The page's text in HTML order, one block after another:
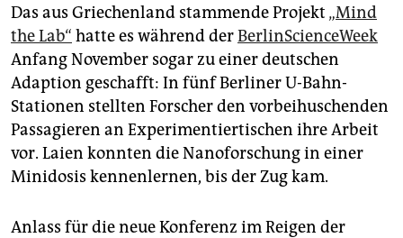
Das aus Griechenland stammende Projekt „Mind
the Lab“ hatte es während derBerlinScienceWeek
Anfang November sogar zu einer deutschen
Adaption geschafft: In fünf Berliner U-Bahn-
Stationen stellten Forscher den vorbeihuschenden
Passagieren an Experimentiertischen ihre Arbeit
vor. Laien konnten die Nanoforschung in einer
Minidosis kennenlernen, bis der Zug kam.
Anlass für die neue Konferenz im Reigen der